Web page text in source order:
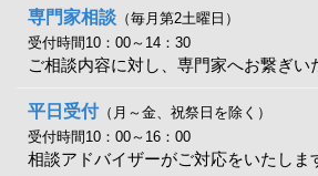
専門家相談 （毎月第2土曜日）
受付時間10：00～14：30
ご相談内容に対し、専門家へお繋ぎい
平日受付（月～金、祝祭日を除く）
受付時間10：00～16：00
相談アドバイザーがご対応をいたしま